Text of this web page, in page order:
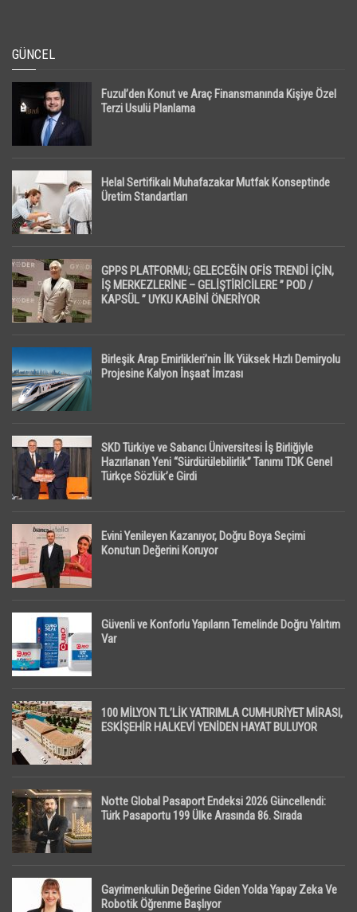
GÜNCEL
Fuzul’den Konut ve Araç Finansmanında Kişiye Özel
Terzi Usulü Planlama
Helal Sertifikalı Muhafazakar Mutfak Konseptinde
Üretim Standartları
GPPS PLATFORMU; GELECEĞİN OFİS TRENDİ İÇİN,
İŞ MERKEZLERİNE – GELİŞTİRİCİLERE ” POD /
KAPSÜL ” UYKU KABİNİ ÖNERİYOR
Birleşik Arap Emirlikleri’nin İlk Yüksek Hızlı Demiryolu
Projesine Kalyon İnşaat İmzası
SKD Türkiye ve Sabancı Üniversitesi İş Birliğiyle
Hazırlanan Yeni “Sürdürülebilirlik” Tanımı TDK Genel
Türkçe Sözlük’e Girdi
Evini Yenileyen Kazanıyor, Doğru Boya Seçimi
Konutun Değerini Koruyor
Güvenli ve Konforlu Yapıların Temelinde Doğru Yalıtım
Var
100 MİLYON TL’LİK YATIRIMLA CUMHURİYET MİRASI,
ESKİŞEHİR HALKEVİ YENİDEN HAYAT BULUYOR
Notte Global Pasaport Endeksi 2026 Güncellendi:
Türk Pasaportu 199 Ülke Arasında 86. Sırada
Gayrimenkulün Değerine Giden Yolda Yapay Zeka Ve
Robotik Öğrenme Başlıyor